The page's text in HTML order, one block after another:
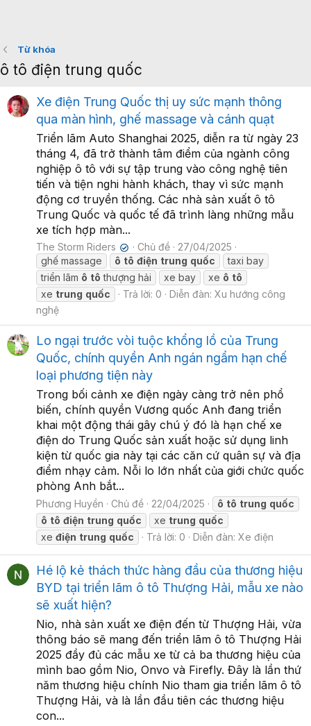
Từ khóa
ô tô điện trung quốc
Xe điện Trung Quốc thị uy sức mạnh thông
qua màn hình, ghế massage và cánh quạt
Triển lãm Auto Shanghai 2025, diễn ra từ ngày 23
tháng 4, đã trở thành tâm điểm của ngành công
nghiệp ô tô với sự tập trung vào công nghệ tiên
tiến và tiện nghi hành khách, thay vì sức mạnh
động cơ truyền thống. Các nhà sản xuất ô tô
Trung Quốc và quốc tế đã trình làng những mẫu
xe tích hợp màn...
The Storm Riders ✔ Chủ đề
27/04/2025
ghế massage
ô tô điện trung quốc
taxi bay
triển lãm ô tô thượng hải xe bay xe ô tô
xe trung quốc Trả lời: 0 Diễn đàn: Xu hướng công
nghệ
Lo ngại trước vòi tuộc khổng lồ của Trung
Quốc, chính quyền Anh ngán ngẩm hạn chế
loại phương tiện này
Trong bối cảnh xe điện ngày càng trở nên phổ
biến, chính quyền Vương quốc Anh đang triển
khai một động thái gây chú ý đó là hạn chế xe
điện do Trung Quốc sản xuất hoặc sử dụng linh
kiện từ quốc gia này tại các căn cứ quân sự và địa
điểm nhạy cảm. Nỗi lo lớn nhất của giới chức quốc
phòng Anh bắt...
Phương Huyền Chủ đề 22/04/2025 ô tô trung quốc
ô tô điện trung quốc xe trung quốc
xe điện trung quốc Trả lời: 0 Diễn đàn: Xe điện
Hé lộ kẻ thách thức hàng đầu của thương hiệu
BYD tại triển lãm ô tô Thượng Hải, mẫu xe nào
sẽ xuất hiện?
Nio, nhà sản xuất xe điện đến từ Thượng Hải, vừa
thông báo sẽ mang đến triển lãm ô tô Thượng Hải
2025 đầy đủ các mẫu xe từ cả ba thương hiệu của
mình bao gồm Nio, Onvo và Firefly. Đây là lần thứ
năm thương hiệu chính Nio tham gia triển lãm ô tô
Thượng Hải, và là lần đầu tiên các thương hiệu
con...